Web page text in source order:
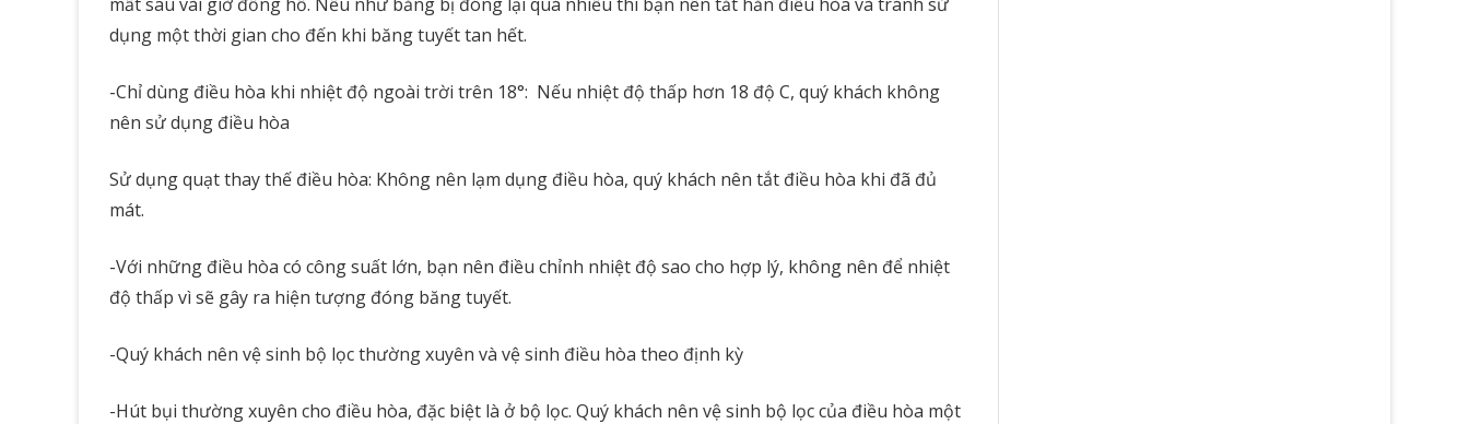
dụng một thời gian cho đến khi băng tuyết tan hết.
-Chỉ dùng điều hòa khi nhiệt độ ngoài trời trên 18°: Nếu nhiệt độ thấp hơn 18 độ C, quý khách không
nên sử dụng điều hòa
Sử dụng quạt thay thế điều hòa: Không nên lạm dụng điều hòa, quý khách nên tắt điều hòa khi đã đủ
mát.
-Với những điều hòa có công suất lớn, bạn nên điều chỉnh nhiệt độ sao cho hợp lý, không nên để nhiệt
độ thấp vì sẽ gây ra hiện tượng đóng băng tuyết.
-Quý khách nên vệ sinh bộ lọc thường xuyên và vệ sinh điều hòa theo định kỳ
-Hút bụi thường xuyên cho điều hòa, đặc biệt là ở bộ lọc. Quý khách nên vệ sinh bộ lọc của điều hòa một